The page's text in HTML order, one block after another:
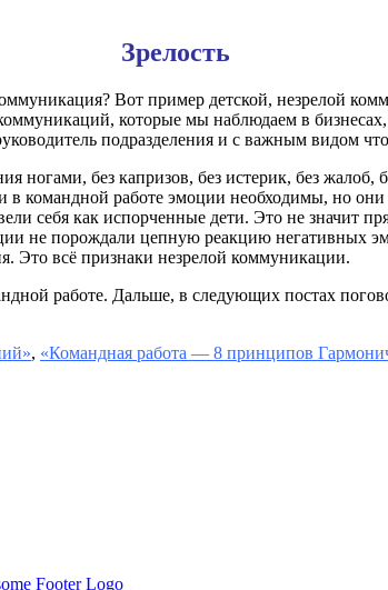
Зрелость
Вот пример детской, незрелой
которые мы наблюдаем в
подразделения и с важным видом
ногами, без капризов, без истерик, без
работе эмоции необходимы, но
себя как испорченные дети. Это не значит
не порождали цепную реакцию негативных
Это всё признаки незрелой коммуникации.
работе. Дальше, в следующих постах
, «Командная работа — 8 принципов